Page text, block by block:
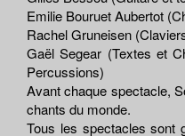
Emilie Bouruet Aubertot
Rachel Gruneisen
Gaël Segear (Textes et
Percussions)
Avant chaque spectacle,
chants du monde.
Tous les spectacles sont